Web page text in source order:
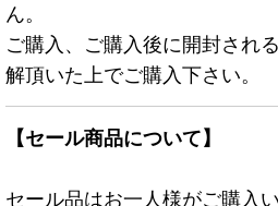
ん。
ご購入、ご購入後に開封され
解頂いた上でご購入下さい。
【セール商品について】
セール品はお一人様がご購入